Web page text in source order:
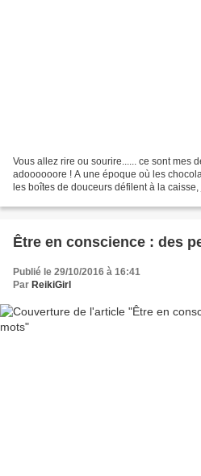
Vous allez rire ou sourire...... ce sont mes
adoooooore ! A une époque où les chocolats abondent sur les rayons, et où
les boîtes de douceurs défilent à la
Être en conscience : des
Publié le 29/10/2016 à 16:41
Par ReikiGirl